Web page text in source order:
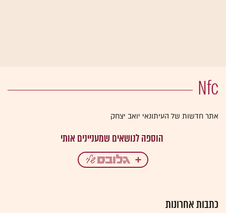
Nfc
אתר חדשות של העיתונאי יואב יצחק
כתבות אחרונות